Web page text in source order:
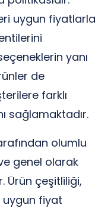
uygun fiyatlarla
yanı
de
farklı
sağlamaktadır.
olumlu
genel olarak
Ürün çeşitliliği,
uygun fiyat